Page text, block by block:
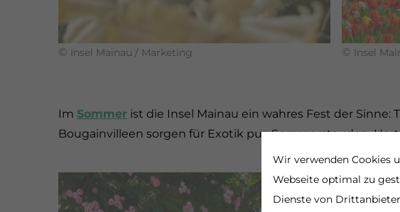
Wir verwenden Cookies
Webseite optimal zu
Dienste von
© Insel Mainau / Marketing © Insel
Im Sommer ist die Insel Mainau ein wahres Fest der
Bougainvilleen sorgen für Exotik pur. Sommerstauden,